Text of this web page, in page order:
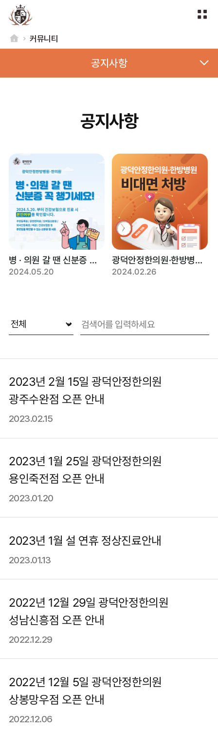
커뮤니티
공지사항
공지사항
병 · 의원 갈 땐 신분증 꼭 챙기세요!
2024.05.20
광덕안정한의원·한방병원 비대면 처방 가능합니다.
2024.02.26
2023년 2월 15일 광덕안정한의원
광주수완점 오픈 안내
2023.02.15
2023년 1월 25일 광덕안정한의원
용인죽전점 오픈 안내
2023.01.20
2023년 1월 설 연휴 정상진료안내
2023.01.13
2022년 12월 29일 광덕안정한의원
성남신흥점 오픈 안내
2022.12.29
2022년 12월 5일 광덕안정한의원
상봉망우점 오픈 안내
2022.12.06